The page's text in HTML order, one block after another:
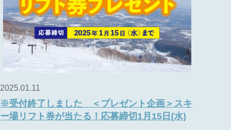
2025.01.11
※受付終了しました ＜プレゼント企画＞スキ
ー場リフト券が当たる！応募締切1月15日(水)